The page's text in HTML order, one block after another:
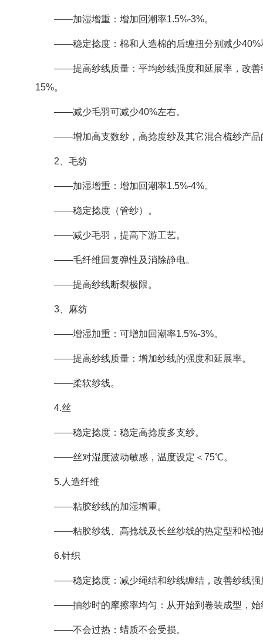
——加湿增重：增加回潮率1.5%-3%。
——稳定捻度：棉和人造棉的后缠扭分别减少40%
——提高纱线质量：平均纱线强度和延展率，改善
15%。
——减少毛羽可减少40%左右。
——增加高支数纱，高捻度纱及其它混合梳纱产品
2、毛纺
——加湿增重：增加回潮率1.5%-4%。
——稳定捻度（管纱）。
——减少毛羽，提高下游工艺。
——毛纤维回复弹性及消除静电。
——提高纱线断裂极限。
3、麻纺
——增湿加重：可增加回潮率1.5%-3%。
——提高纱线质量：增加纱线的强度和延展率。
——柔软纱线。
4.丝
——稳定捻度：稳定高捻度多支纱。
——丝对湿度波动敏感，温度设定＜75℃。
5.人造纤维
——粘胶纱线的加湿增重。
——粘胶纱线、高捻线及长丝纱线的热定型和松弛
6.针织
——稳定捻度：减少绳结和纱线缠结，改善纱线强
——抽纱时的摩擦率均匀：从开始到卷装成型，始
——不会过热：蜡质不会受损。